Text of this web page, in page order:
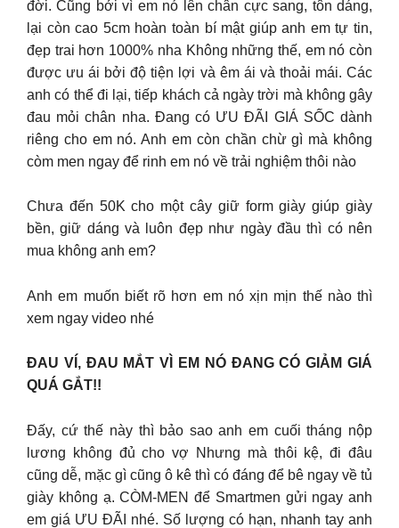
đời. Cũng bởi vì em nó lên chân cực sang, tôn dáng,
lại còn cao 5cm hoàn toàn bí mật giúp anh em tự tin,
đẹp trai hơn 1000% nha Không những thế, em nó còn
được ưu ái bởi độ tiện lợi và êm ái và thoải mái. Các
anh có thể đi lại, tiếp khách cả ngày trời mà không gây
đau mỏi chân nha. Đang có ƯU ĐÃI GIÁ SỐC dành
riêng cho em nó. Anh em còn chần chừ gì mà không
còm men ngay để rinh em nó về trải nghiệm thôi nào
Chưa đến 50K cho một cây giữ form giày giúp giày
bền, giữ dáng và luôn đẹp như ngày đầu thì có nên
mua không anh em?
Anh em muốn biết rõ hơn em nó xịn mịn thế nào thì
xem ngay video nhé
ĐAU VÍ, ĐAU MẮT VÌ EM NÓ ĐANG CÓ GIẢM GIÁ
QUÁ GẮT!!
Đấy, cứ thế này thì bảo sao anh em cuối tháng nộp
lương không đủ cho vợ Nhưng mà thôi kệ, đi đâu
cũng dễ, mặc gì cũng ô kê thì có đáng để bê ngay về tủ
giày không ạ. CÒM-MEN để Smartmen gửi ngay anh
em giá ƯU ĐÃI nhé. Số lượng có hạn, nhanh tay anh